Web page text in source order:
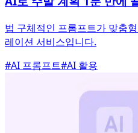
법 구체적인 프롬프트가 맞춤
레이션 서비스입니다.
#AI 프롬프트#AI 활용